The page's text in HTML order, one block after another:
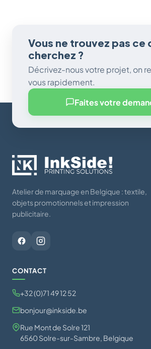
Vous ne trouvez pas ce
cherchez ?
Décrivez-nous votre projet, on
vous rapidement.
Faites votre
Atelier de marquage en Belgique : textile,
objets promotionnels et impression
publicitaire.
CONTACT
+32 (0)71 49 12 52
bonjour@inkside.be
Rue Mont de Solre 121
6560 Solre-sur-Sambre, Belgique